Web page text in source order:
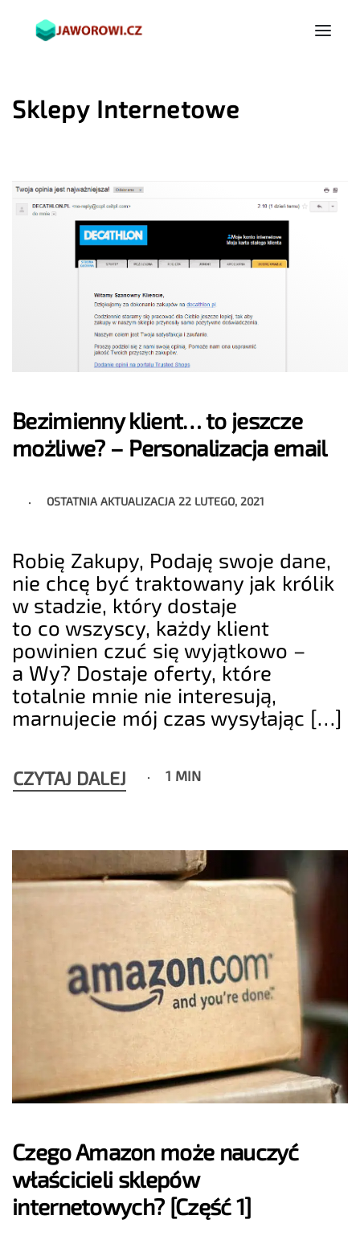
Sklepy Internetowe
Bezimienny klient… to jeszcze
możliwe? – Personalizacja email
OSTATNIA AKTUALIZACJA 22 LUTEGO, 2021
Robię Zakupy, Podaję swoje dane,
nie chcę być traktowany jak królik
w stadzie, który dostaje
to co wszyscy, każdy klient
powinien czuć się wyjątkowo –
a Wy? Dostaje oferty, które
totalnie mnie nie interesują,
marnujecie mój czas wysyłając […]
CZYTAJ DALEJ 1 MIN
Czego Amazon może nauczyć
właścicieli sklepów
internetowych? [Część 1]